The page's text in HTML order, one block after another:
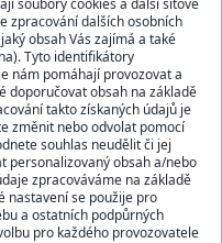
soubory cookies a další síťové
zpracování dalších osobních
obsah Vás zajímá a také
Tyto identifikátory
nám pomáhají provozovat a
doporučovat obsah na základě
takto získaných údajů je
změnit nebo odvolat pomocí
souhlas neudělit či jej
personalizovaný obsah a/nebo
zpracováváme na základě
nastavení se použije pro
a ostatních podpůrných
pro každého provozovatele